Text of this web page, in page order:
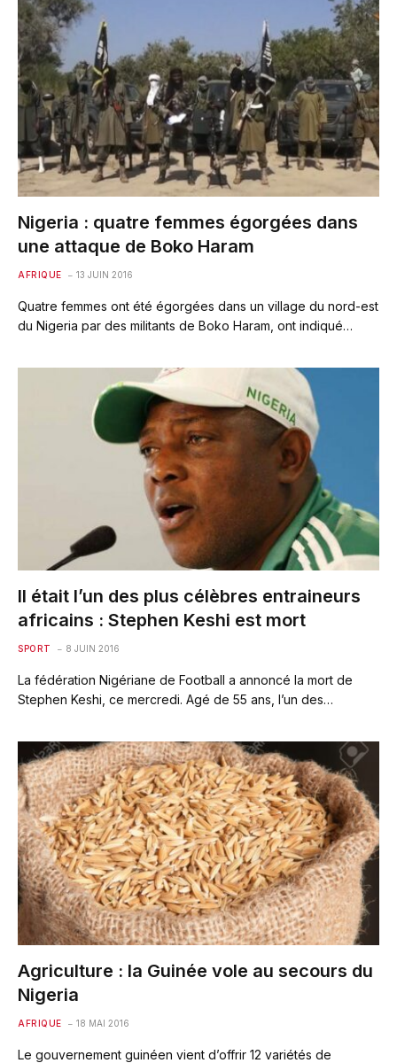
Nigeria : quatre femmes égorgées dans
une attaque de Boko Haram
AFRIQUE 13 JUIN 2016
Quatre femmes ont été égorgées dans un village du nord-est
du Nigeria par des militants de Boko Haram, ont indiqué…
Il était l’un des plus célèbres entraineurs
africains : Stephen Keshi est mort
SPORT 8 JUIN 2016
La fédération Nigériane de Football a annoncé la mort de
Stephen Keshi, ce mercredi. Agé de 55 ans, l’un des…
Agriculture : la Guinée vole au secours du
Nigeria
AFRIQUE 18 MAI 2016
Le gouvernement guinéen vient d’offrir 12 variétés de